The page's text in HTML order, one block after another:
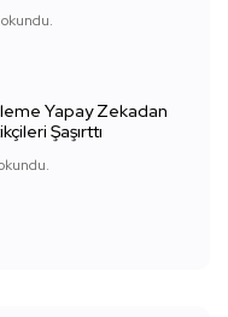
Yapay Zekadan
Şaşırttı